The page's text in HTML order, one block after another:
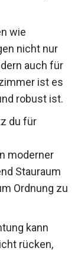
wie
nicht nur
auch für
ist es
robust ist.
du für
moderner
Stauraum
Ordnung zu
kann
rücken,